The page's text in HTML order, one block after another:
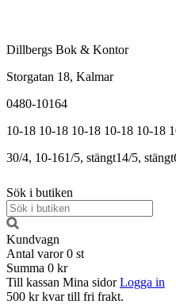
Dillbergs Bok & Kontor
Storgatan 18, Kalmar
0480-10164
10-18 10-18 10-18 10-18 10-18
30/4, 10-161/5, stängt14/5, stängt
Sök i butiken
Kundvagn
Antal varor 0 st
Summa 0 kr
Till kassan Mina sidor Logga in
500 kr kvar till fri frakt.